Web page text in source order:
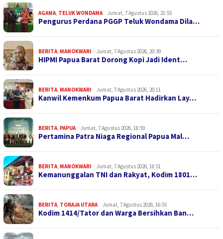
AGAMA, TELUK WONDAMA Jumat, 7 Agustus 2026, 21:55
Pengurus Perdana PGGP Teluk Wondama Dila…
BERITA, MANOKWARI Jumat, 7 Agustus 2026, 20:39
HIPMI Papua Barat Dorong Kopi Jadi Ident…
BERITA, MANOKWARI Jumat, 7 Agustus 2026, 20:11
Kanwil Kemenkum Papua Barat Hadirkan Lay…
BERITA, PAPUA Jumat, 7 Agustus 2026, 18:59
Pertamina Patra Niaga Regional Papua Mal…
BERITA, MANOKWARI Jumat, 7 Agustus 2026, 18:51
Kemanunggalan TNI dan Rakyat, Kodim 1801…
BERITA, TORAJA UTARA Jumat, 7 Agustus 2026, 16:55
Kodim 1414/Tator dan Warga Bersihkan Ban…